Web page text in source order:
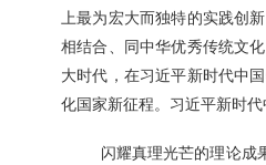
上最为宏大而独特的实践创
相结合、同中华优秀传统文
大时代，在习近平新时代中
化国家新征程。习近平新时
闪耀真理光芒的理论成